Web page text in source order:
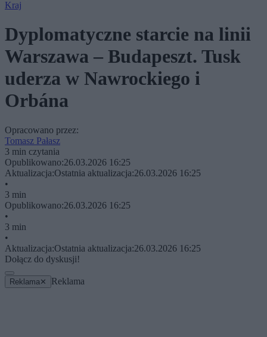
Kraj
Dyplomatyczne starcie na linii
Warszawa – Budapeszt. Tusk
uderza w Nawrockiego i
Orbána
Opracowano przez:
Tomasz Pałasz
3 min czytania
Opublikowano:26.03.2026 16:25
Aktualizacja:Ostatnia aktualizacja:26.03.2026 16:25
•
3 min
Opublikowano:26.03.2026 16:25
•
3 min
•
Aktualizacja:Ostatnia aktualizacja:26.03.2026 16:25
Dołącz do dyskusji!
Reklama ✕ Reklama